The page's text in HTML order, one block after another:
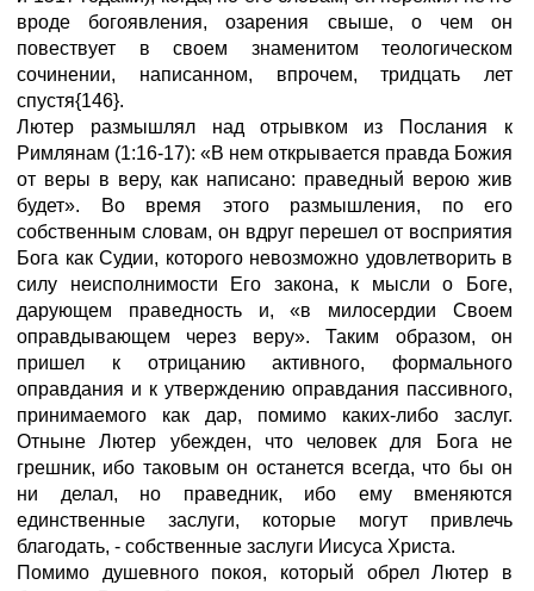
вроде богоявления, озарения свыше, о чем он
повествует в своем знаменитом теологическом
сочинении, написанном, впрочем, тридцать лет
спустя{146}.
Лютер размышлял над отрывком из Послания к
Римлянам (1:16-17): «В нем открывается правда Божия
от веры в веру, как написано: праведный верою жив
будет». Во время этого размышления, по его
собственным словам, он вдруг перешел от восприятия
Бога как Судии, которого невозможно удовлетворить в
силу неисполнимости Его закона, к мысли о Боге,
дарующем праведность и, «в милосердии Своем
оправдывающем через веру». Таким образом, он
пришел к отрицанию активного, формального
оправдания и к утверждению оправдания пассивного,
принимаемого как дар, помимо каких-либо заслуг.
Отныне Лютер убежден, что человек для Бога не
грешник, ибо таковым он останется всегда, что бы он
ни делал, но праведник, ибо ему вменяются
единственные заслуги, которые могут привлечь
благодать, - собственные заслуги Иисуса Христа.
Помимо душевного покоя, который обрел Лютер в